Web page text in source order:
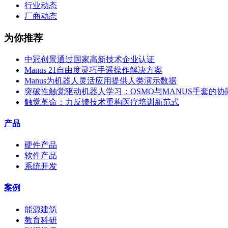
行业动态
厂商动态
为你推荐
中冠创景通过国家高新技术企业认证
Manus 21自由度灵巧手遥操作解决方案
Manus为机器人灵活应用提供人类演示数据
突破性触觉驱动机器人学习：OSMO与MANUS手套的协
触觉革命：力反馈技术重构医疗培训新范式
产品
硬件产品
软件产品
系统开发
案例
能源建筑
教育科研